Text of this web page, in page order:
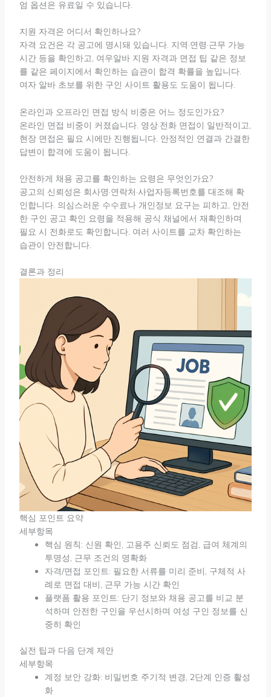
엄 옵션은 유료일 수 있습니다.
지원 자격은 어디서 확인하나요?
자격 요건은 각 공고에 명시돼 있습니다. 지역·연령·근무 가능
시간 등을 확인하고, 여우알바 지원 자격과 면접 팁 같은 정보
를 같은 페이지에서 확인하는 습관이 합격 확률을 높입니다.
여자 알바 초보를 위한 구인 사이트 활용도 도움이 됩니다.
온라인과 오프라인 면접 방식 비중은 어느 정도인가요?
온라인 면접 비중이 커졌습니다. 영상·전화 면접이 일반적이고,
현장 면접은 필요 시에만 진행됩니다. 안정적인 연결과 간결한
답변이 합격에 도움이 됩니다.
안전하게 채용 공고를 확인하는 요령은 무엇인가요?
공고의 신뢰성은 회사명·연락처·사업자등록번호를 대조해 확
인합니다. 의심스러운 수수료나 개인정보 요구는 피하고, 안전
한 구인 공고 확인 요령을 적용해 공식 채널에서 재확인하며
필요 시 전화로도 확인합니다. 여러 사이트를 교차 확인하는
습관이 안전합니다.
결론과 정리
핵심 포인트 요약
세부항목
핵심 원칙: 신원 확인, 고용주 신뢰도 점검, 급여 체계의
투명성, 근무 조건의 명확화
자격/면접 포인트: 필요한 서류를 미리 준비, 구체적 사
례로 면접 대비, 근무 가능 시간 확인
플랫폼 활용 포인트: 단기 정보와 채용 공고를 비교 분
석하며 안전한 구인을 우선시하며 여성 구인 정보를 신
중히 확인
실전 팁과 다음 단계 제안
세부항목
계정 보안 강화: 비밀번호 주기적 변경, 2단계 인증 활성
화